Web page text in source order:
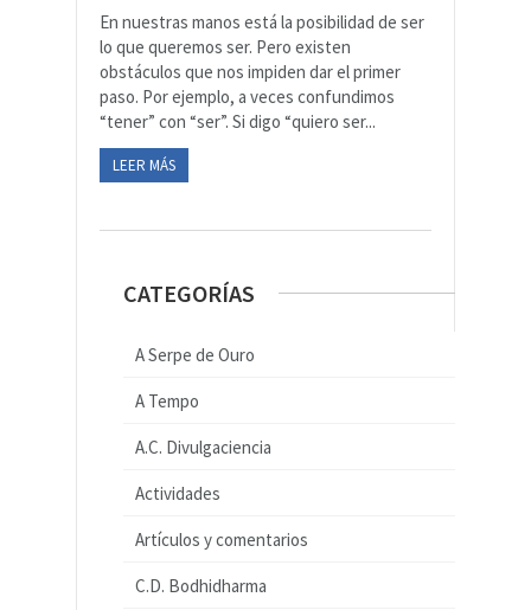
En nuestras manos está la posibilidad de ser
lo que queremos ser. Pero existen
obstáculos que nos impiden dar el primer
paso. Por ejemplo, a veces confundimos
“tener” con “ser”. Si digo “quiero ser...
LEER MÁS
CATEGORÍAS
A Serpe de Ouro
A Tempo
A.C. Divulgaciencia
Actividades
Artículos y comentarios
C.D. Bodhidharma